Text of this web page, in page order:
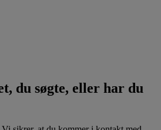
du søgte, eller har du